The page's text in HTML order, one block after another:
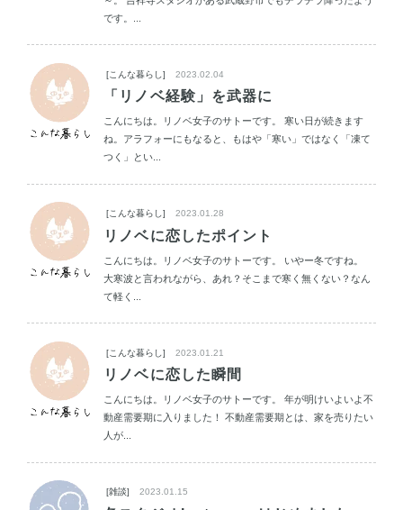
です。...
[こんな暮らし] 2023.02.04
「リノベ経験」を武器に
こんにちは。リノベ女子のサトーです。 寒い日が続きます
ね。アラフォーにもなると、もはや「寒い」ではなく「凍て
つく」とい...
[こんな暮らし] 2023.01.28
リノベに恋したポイント
こんにちは。リノベ女子のサトーです。 いやー冬ですね。
大寒波と言われながら、あれ？そこまで寒く無くない？なん
て軽く...
[こんな暮らし] 2023.01.21
リノベに恋した瞬間
こんにちは。リノベ女子のサトーです。 年が明けいよいよ不
動産需要期に入りました！ 不動産需要期とは、家を売りたい
人が...
[雑談] 2023.01.15